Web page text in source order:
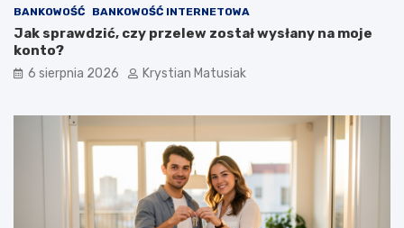
BANKOWOŚĆ BANKOWOŚĆ INTERNETOWA
Jak sprawdzić, czy przelew został wysłany na moje
konto?
6 sierpnia 2026 Krystian Matusiak